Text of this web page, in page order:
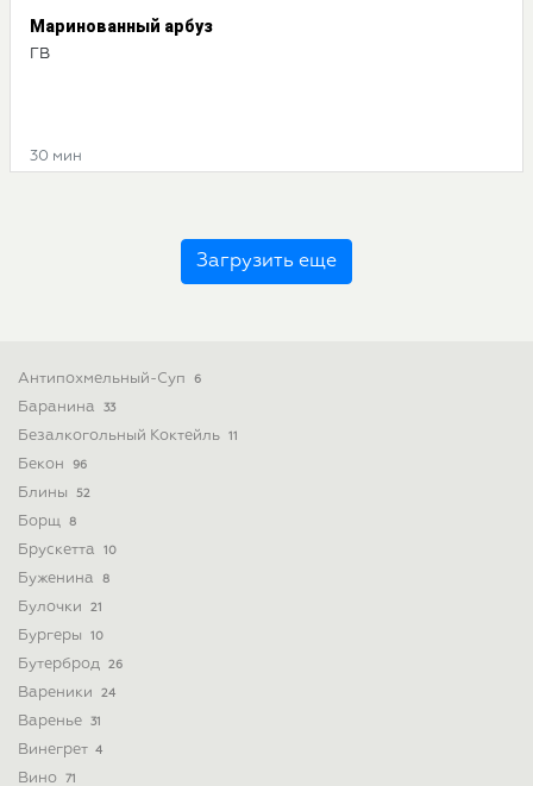
Маринованный арбуз
ГВ
30 мин
Загрузить еще
Антипохмельный-Суп 6
Баранина 33
Безалкогольный Коктейль 11
Бекон 96
Блины 52
Борщ 8
Брускетта 10
Буженина 8
Булочки 21
Бургеры 10
Бутерброд 26
Вареники 24
Варенье 31
Винегрет 4
Вино 71